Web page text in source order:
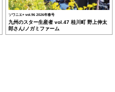
ソワニエ+ vol.96 2026年春号
九州のスター生産者 vol.47 桂川町 野上伸太
郎さん/ノガミファーム